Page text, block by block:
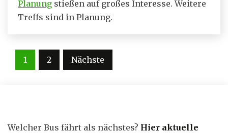
Planung stießen auf großes Interesse. Weitere
Treffs sind in Planung.
Seitennummerierung
1 2 Nächste
Welcher Bus fährt als nächstes? Hier aktuelle